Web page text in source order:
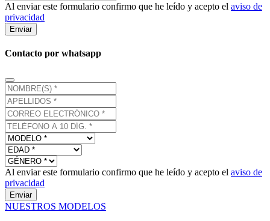
Al enviar este formulario confirmo que he leído y acepto el aviso de
privacidad
Enviar
Contacto por whatsapp
Al enviar este formulario confirmo que he leído y acepto el aviso de
privacidad
Enviar
NUESTROS MODELOS